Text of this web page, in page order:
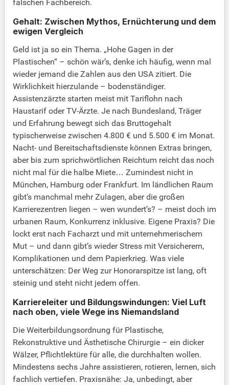
falschen Fachbereich.
Gehalt: Zwischen Mythos, Ernüchterung und dem
ewigen Vergleich
Geld ist ja so ein Thema. „Hohe Gagen in der
Plastischen“ – schön wär’s, denke ich häufig, wenn mal
wieder jemand die Zahlen aus den USA zitiert. Die
Wirklichkeit hierzulande – bodenständiger.
Assistenzärzte starten meist mit Tariflohn nach
Haustarif oder TV-Ärzte. Je nach Bundesland, Träger
und Erfahrung bewegt sich das Bruttogehalt
typischerweise zwischen 4.800 € und 5.500 € im Monat.
Nacht- und Bereitschaftsdienste können Extras bringen,
aber bis zum sprichwörtlichen Reichtum reicht das noch
nicht mal für die halbe Miete… Zumindest nicht in
München, Hamburg oder Frankfurt. Im ländlichen Raum
gibt’s manchmal mehr Zulagen, aber die großen
Karrierezentren liegen – wen wundert’s? – meist doch im
urbanen Raum, Konkurrenz inklusive. Eigene Praxis? Die
lockt erst nach Facharzt und mit unternehmerischem
Mut – und dann gibt’s wieder Stress mit Versicherern,
Komplikationen und dem Papierkrieg. Was viele
unterschätzen: Der Weg zur Honorarspitze ist lang, oft
steinig und steht nicht jedem offen.
Karriereleiter und Bildungswindungen: Viel Luft
nach oben, viele Wege ins Niemandsland
Die Weiterbildungsordnung für Plastische,
Rekonstruktive und Ästhetische Chirurgie – ein dicker
Wälzer, Pflichtlektüre für alle, die durchhalten wollen.
Mindestens sechs Jahre assistieren, rotieren, lernen, sich
fachlich vertiefen. Praxisnähe: Ja, unbedingt, aber